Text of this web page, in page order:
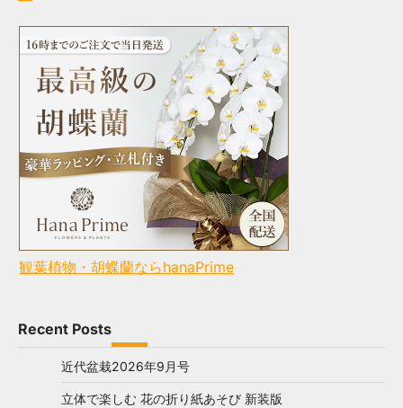
観葉植物・胡蝶蘭ならhanaPrime
Recent Posts
近代盆栽2026年9月号
立体で楽しむ 花の折り紙あそび 新装版